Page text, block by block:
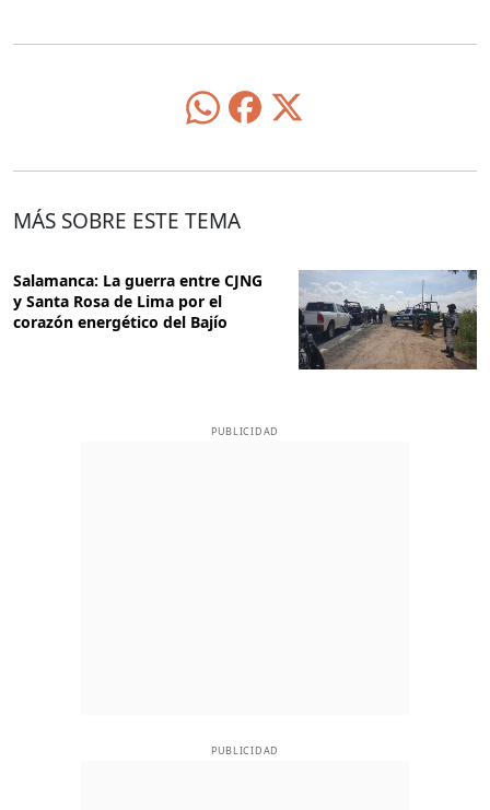
MÁS SOBRE ESTE TEMA
Salamanca: La guerra entre CJNG
y Santa Rosa de Lima por el
corazón energético del Bajío
PUBLICIDAD
PUBLICIDAD